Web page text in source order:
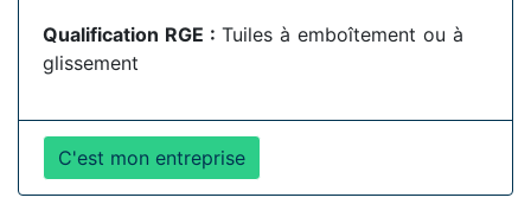
Qualification RGE : Tuiles à emboîtement ou à
glissement
C'est mon entreprise